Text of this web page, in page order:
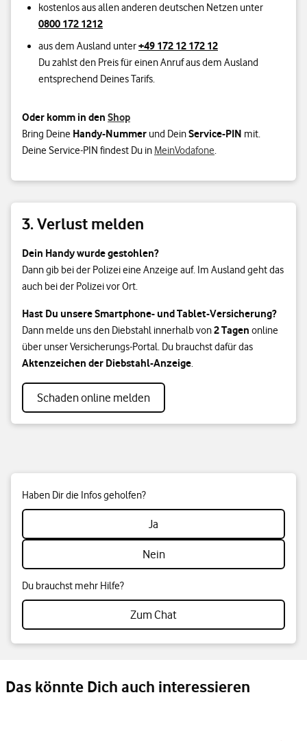
kostenlos aus allen anderen deutschen Netzen unter
0800 172 1212
aus dem Ausland unter+49 172 12 172 12
Du zahlst den Preis für einen Anruf aus dem Ausland
entsprechend Deines Tarifs.
Oder komm in den Shop
Bring Deine Handy-Nummer und DeinService-PIN mit.
Deine Service-PIN findest Du in MeinVodafone.
3. Verlust melden
Dein Handy wurde gestohlen?
Dann gib bei der Polizei eine Anzeige auf. Im Ausland geht das
auch bei der Polizei vor Ort.
Hast Du unsere Smartphone- und Tablet-Versicherung?
Dann melde uns den Diebstahl innerhalb von2 Tagen online
über unser Versicherungs-Portal. Du brauchst dafür das
Aktenzeichen der Diebstahl-Anzeige.
Schaden online melden
Haben Dir die Infos geholfen?
Ja
Nein
Du brauchst mehr Hilfe?
Zum Chat
Das könnte Dich auch interessieren